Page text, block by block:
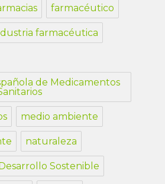
farmacéutico
farmacéutica
de Medicamentos
medio ambiente
naturaleza
Sostenible